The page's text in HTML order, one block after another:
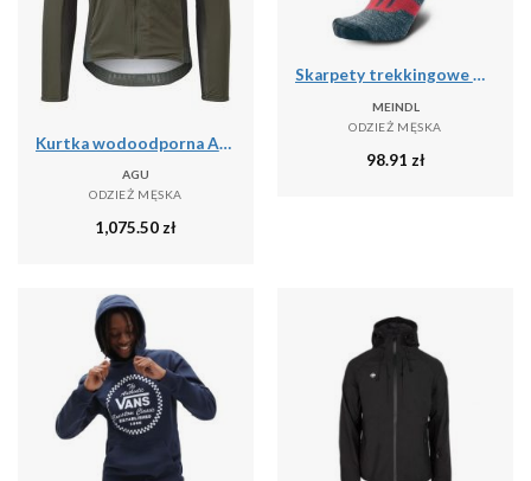
Kurtka wodoodporna Agu Polartec Alpha Performance
AGU
ODZIEŻ MĘSKA
1,075.50zł
Skarpety trekkingowe męskie Meindl MT6 Lady z wełną Merino
MEINDL
ODZIEŻ MĘSKA
98.91 zł